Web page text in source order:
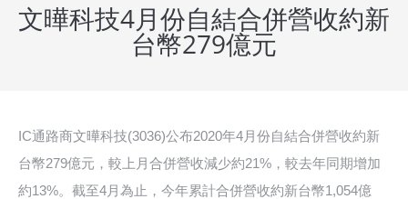
代理產品線
公司治理
聯絡我們
隱私權保護政策
頁尾選單
文曄科技4月份自結合併營收約新
台幣279億元
IC通路商文曄科技(3036)公布2020年4月份自結合併營收約新
台幣279億元，較上月合併營收減少約21%，較去年同期增加
約13%。截至4月為止，今年累計合併營收約新台幣1,054億